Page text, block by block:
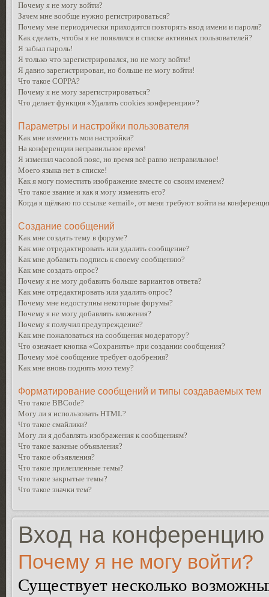
Почему я не могу войти?
Зачем мне вообще нужно регистрироваться?
Почему мне периодически приходится повторять ввод имени и пароля?
Как сделать, чтобы я не появлялся в списке активных пользователей?
Я забыл пароль!
Я только что зарегистрировался, но не могу войти!
Я давно зарегистрирован, но больше не могу войти!
Что такое COPPA?
Почему я не могу зарегистрироваться?
Что делает функция «Удалить cookies конференции»?
Параметры и настройки пользователя
Как мне изменить мои настройки?
На конференции неправильное время!
Я изменил часовой пояс, но время всё равно неправильное!
Моего языка нет в списке!
Как я могу поместить изображение вместе со своим именем?
Что такое звание и как я могу изменить его?
Когда я щёлкаю по ссылке «email», от меня требуют войти на
Создание сообщений
Как мне создать тему в форуме?
Как мне отредактировать или удалить сообщение?
Как мне добавить подпись к своему сообщению?
Как мне создать опрос?
Почему я не могу добавить больше вариантов ответа?
Как мне отредактировать или удалить опрос?
Почему мне недоступны некоторые форумы?
Почему я не могу добавлять вложения?
Почему я получил предупреждение?
Как мне пожаловаться на сообщения модератору?
Что означает кнопка «Сохранить» при создании сообщения?
Почему моё сообщение требует одобрения?
Как мне вновь поднять мою тему?
Форматирование сообщений и типы создаваемых тем
Что такое BBCode?
Могу ли я использовать HTML?
Что такое смайлики?
Могу ли я добавлять изображения к сообщениям?
Что такое важные объявления?
Что такое объявления?
Что такое прилепленные темы?
Что такое закрытые темы?
Что такое значки тем?
Вход на конференцию
Почему я не могу войти?
Существует несколько